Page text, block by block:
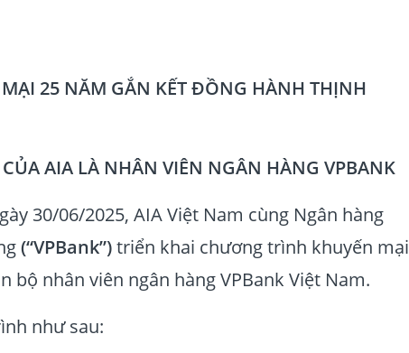
25 NĂM GẮN KẾT ĐỒNG HÀNH THỊNH
AIA LÀ NHÂN VIÊN NGÂN HÀNG VPBANK
30/06/2025, AIA Việt Nam cùng Ngân hàng
(“VPBank”)triển khai chương trình khuyến mại
bộ nhân viên ngân hàng VPBank Việt Nam.
như sau: